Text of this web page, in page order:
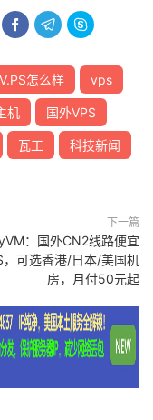
  
V.PS怎么样 vps
机 国外VPS
瓦工 科技新闻
下一篇
：国外CN2线路便宜
，可选香港/日本/美国机
房，月付50元起